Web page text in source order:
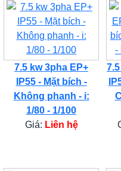
7.5 kw 3pha EP+
IP55 - Mặt bích -
Không phanh - i:
1/80 - 1/100
Giá: Liên hệ